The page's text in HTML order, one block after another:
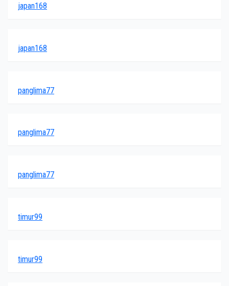
japan168
japan168
panglima77
panglima77
panglima77
timur99
timur99